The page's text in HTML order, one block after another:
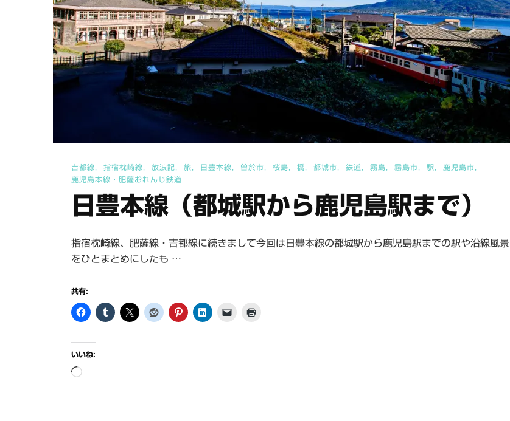
吉都線 指宿枕崎線 放浪記 旅 日豊本線 曽於市 桜島 橋 都城市 鉄道 霧島 霧島市 駅
鹿児島市
鹿児島本線・肥薩おれんじ鉄道
日豊本線（都城駅から鹿児島駅まで）
指宿枕崎線、肥薩線・吉都線に続きまして今回は日豊本線の都城駅から鹿児島駅までの駅や沿線風景
をひとまとめにしたも …
共有:
いいね:
読